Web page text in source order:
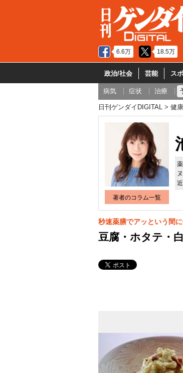
6.6万 18.5万
政治/社会 芸能 ス
病気 症状 治療
日刊ゲンダイDIGITAL 健康
著者のコラム一覧
秒速薬膳でアッという間
豆腐・ホタテ・